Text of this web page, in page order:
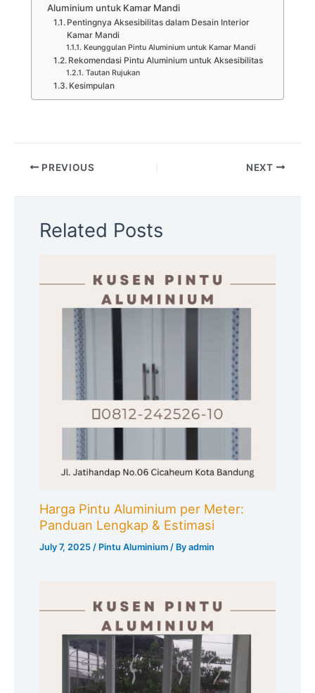
Aluminium untuk Kamar Mandi
Pentingnya Aksesibilitas dalam Desain Interior
Kamar Mandi
Keunggulan Pintu Aluminium untuk Kamar Mandi
Rekomendasi Pintu Aluminium untuk Aksesibilitas
Tautan Rujukan
Kesimpulan
PREVIOUS NEXT
Related Posts
Harga Pintu Aluminium per Meter:
Panduan Lengkap & Estimasi
July 7, 2025 / Pintu Aluminium / Byadmin